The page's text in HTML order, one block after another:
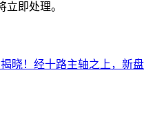
立即处理。
晓！经十路主轴之上，新盘